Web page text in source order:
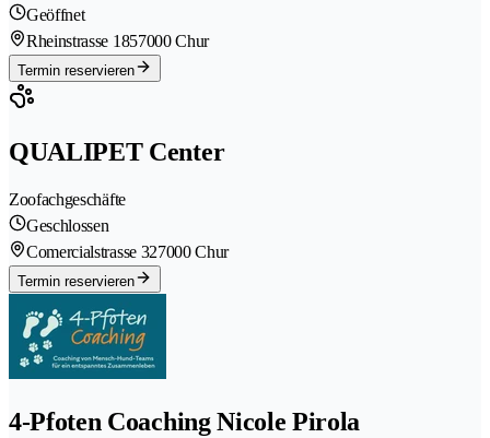
Geöffnet
Rheinstrasse 1857000 Chur
Termin reservieren
QUALIPET Center
Zoofachgeschäfte
Geschlossen
Comercialstrasse 327000 Chur
Termin reservieren
4-Pfoten Coaching Nicole Pirola